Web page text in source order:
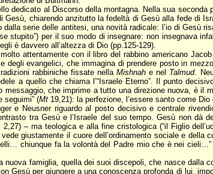
dedicato al Discorso della montagna. Nella sua seconda
chiarendo anzitutto la fedeltà di Gesù alla fede di
serie delle antitesi, una novità radicale: l’io di Gesù
stupito”) per il suo modo di insegnare: non insegnava
è davvero all’altezza di Dio (pp.125-129).
attentamente con il libro del rabbino americano
degli evangelici, che immagina di prendere posto in
rabbiniche fissate nella Mishnah e nel Talmud.
a quello che chiama l’“Israele Eterno”. Il punto
messaggio, che imprime a tutto una direzione nuova, è
seguimi” (Mt19,21): la perfezione, l’essere santo come
e Neusner riguardo al posto decisivo e centrale
tra Gesù e l’Israele del suo tempo. Gesù non dà
2,27) – ma teologica e alla fine cristologica (“il Figlio
giustamente il cuore dell’ordinamento sociale e
chiunque fa la volontà del Padre mio che è nei cieli…”
nuova famiglia, quella dei suoi discepoli, che nasce
Gesù per giungere a una conoscenza profonda di lui,